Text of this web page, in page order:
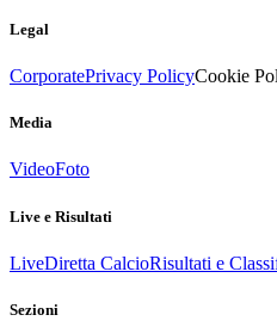
Legal
CorporatePrivacy PolicyCookie
Media
VideoFoto
Live e Risultati
LiveDiretta CalcioRisultati e
Sezioni